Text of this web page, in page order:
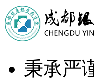
秉承严